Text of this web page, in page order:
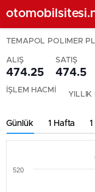
TEMAPOL POLIMER
ALIŞ
474.25
SATIŞ
474.5
İŞLEM HACMİ YILLIK
Günlük 1 Hafta
520